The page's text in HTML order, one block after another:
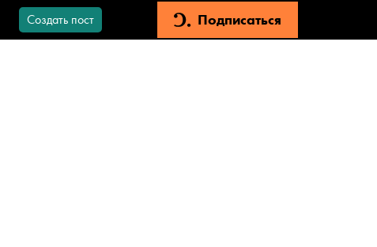
Создать пост Подписаться